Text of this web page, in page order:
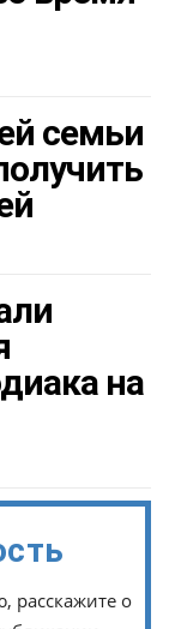
семьи
на
расскажите о